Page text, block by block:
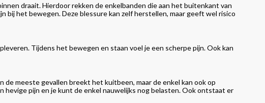
draait. Hierdoor rekken de enkelbanden die aan het buitenkant van
het bewegen. Deze blessure kan zelf herstellen, maar geeft wel risico
Tijdens het bewegen en staan voel je een scherpe pijn. Ook kan
meeste gevallen breekt het kuitbeen, maar de enkel kan ook op
hevige pijn en je kunt de enkel nauwelijks nog belasten. Ook ontstaat er